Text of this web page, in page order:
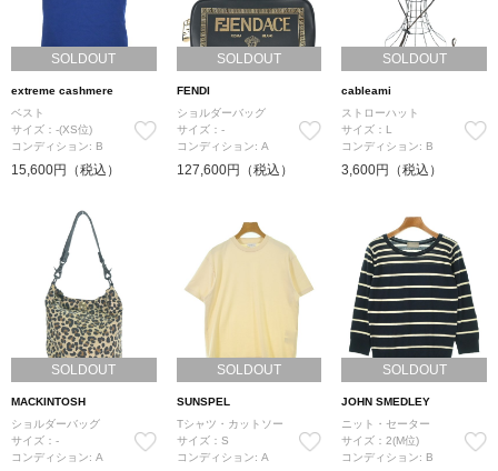
SOLDOUT
extreme cashmere
ベスト
サイズ：-(XS位)
コンディション: B
15,600円（税込）
SOLDOUT
FENDI
ショルダーバッグ
サイズ：-
コンディション: A
127,600円（税込）
SOLDOUT
cableami
ストローハット
サイズ：L
コンディション: B
3,600円（税込）
SOLDOUT
MACKINTOSH
ショルダーバッグ
サイズ：-
コンディション: A
SOLDOUT
SUNSPEL
Tシャツ・カットソー
サイズ：S
コンディション: A
SOLDOUT
JOHN SMEDLEY
ニット・セーター
サイズ：2(M位)
コンディション: B